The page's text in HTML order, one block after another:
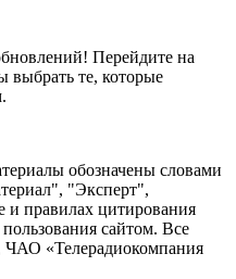
Перейдите на
выбрать те, которые
обозначены словами
"Эксперт",
и правилах цитирования
сайтом. Все
ЧАО «Телерадиокомпания